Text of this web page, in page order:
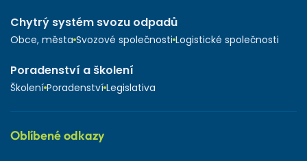
Chytrý systém svozu odpadů
Obce, města Svozové společnosti Logistické společnosti
Poradenství a školení
Školení Poradenství Legislativa
Oblíbené odkazy